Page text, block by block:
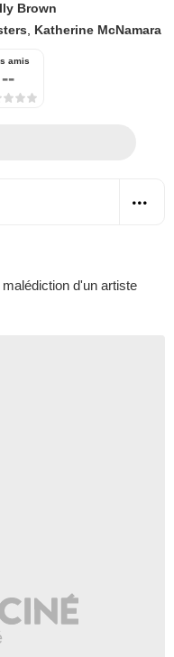
Brown
Katherine McNamara
amis
--
d'un artiste